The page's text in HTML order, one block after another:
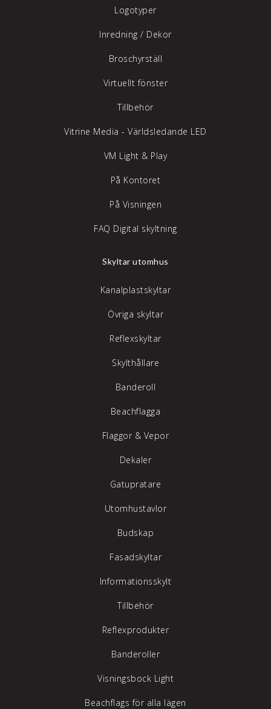
Logotyper
Inredning / Dekor
Broschyrställ
Virtuellt fönster
Tillbehör
Vitrine Media - Världsledande LED
VM Light & Play
På Kontoret
På Visningen
FAQ Digital skyltning
Skyltar utomhus
Kanalplastskyltar
Övriga skyltar
Reflexskyltar
Skylthållare
Banderoll
Beachflagga
Flaggor & Vepor
Dekaler
Gatupratare
Utomhustavlor
Budskap
Fasadskyltar
Informationsskylt
Tillbehör
Reflexprodukter
Banderoller
Visningsbock Light
Beachflags för alla lägen